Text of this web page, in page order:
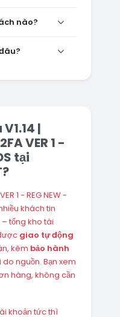
nào?
|
VER 1 -
tại
1 - REG NEW -
khách tin
– tổng kho tài
giao tự động
kèm bảo hành
do nguồn. Bạn xem
hàng, không cần
khoản tức thì